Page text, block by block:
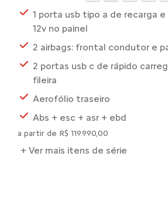
1 porta usb tipo a de recarga
12v no painel
2 airbags: frontal condutor e
2 portas usb c de rápido
fileira
Aerofólio traseiro
Abs + esc + asr + ebd
a partir de R$ 119.990,00
+ Ver mais itens de série